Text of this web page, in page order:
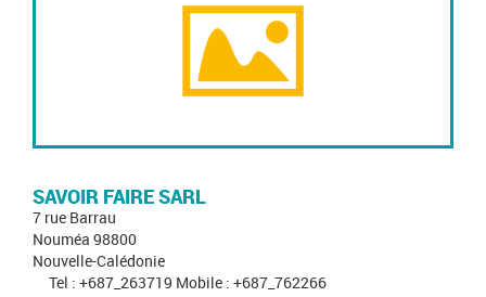
SAVOIR FAIRE SARL
7 rue Barrau
Nouméa 98800
Nouvelle-Calédonie
Tel : +687_263719 Mobile : +687_762266